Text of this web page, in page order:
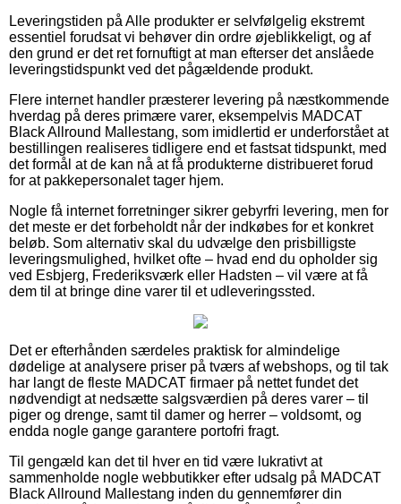
Leveringstiden på Alle produkter er selvfølgelig ekstremt
essentiel forudsat vi behøver din ordre øjeblikkeligt, og af
den grund er det ret fornuftigt at man efterser det anslåede
leveringstidspunkt ved det pågældende produkt.
Flere internet handler præsterer levering på næstkommende
hverdag på deres primære varer, eksempelvis MADCAT
Black Allround Mallestang, som imidlertid er underforstået at
bestillingen realiseres tidligere end et fastsat tidspunkt, med
det formål at de kan nå at få produkterne distribueret forud
for at pakkepersonalet tager hjem.
Nogle få internet forretninger sikrer gebyrfri levering, men for
det meste er det forbeholdt når der indkøbes for et konkret
beløb. Som alternativ skal du udvælge den prisbilligste
leveringsmulighed, hvilket ofte – hvad end du opholder sig
ved Esbjerg, Frederiksværk eller Hadsten – vil være at få
dem til at bringe dine varer til et udleveringssted.
Det er efterhånden særdeles praktisk for almindelige
dødelige at analysere priser på tværs af webshops, og til tak
har langt de fleste MADCAT firmaer på nettet fundet det
nødvendigt at nedsætte salgsværdien på deres varer – til
piger og drenge, samt til damer og herrer – voldsomt, og
endda nogle gange garantere portofri fragt.
Til gengæld kan det til hver en tid være lukrativt at
sammenholde nogle webbutikker efter udsalg på MADCAT
Black Allround Mallestang inden du gennemfører din